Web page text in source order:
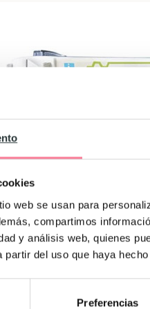
web se usan para
compartimos
y análisis web, quienes
partir del uso que haya
Preferencias